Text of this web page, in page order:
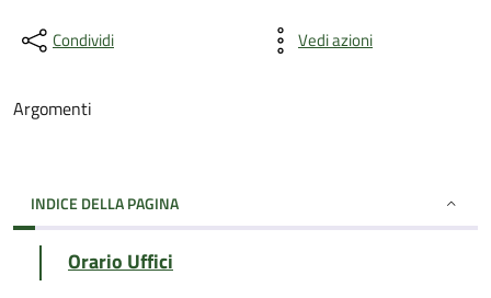
Condividi Vedi azioni
Argomenti
INDICE DELLA PAGINA
Orario Uffici